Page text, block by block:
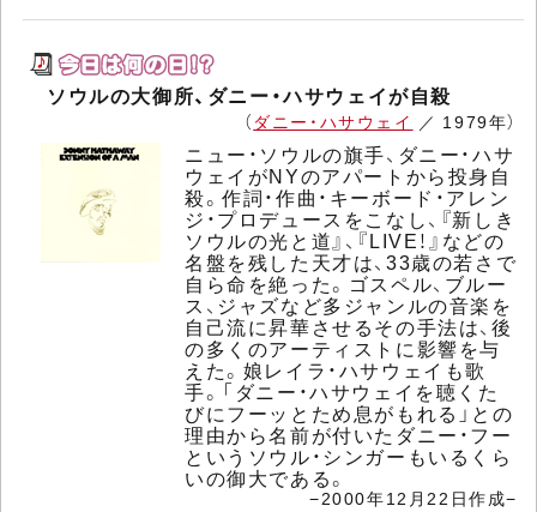
ソウルの大御所、ダニー・ハサウェイが自殺
（ ダニー・ハサウェイ ／ 1979年）
ニュー・ソウルの旗手、ダニー・ハサ
ウェイがNYのアパートから投身自
殺。作詞・作曲・キーボード・アレン
ジ・プロデュースをこなし、『新しき
ソウルの光と道』、『LIVE！』などの
名盤を残した天才は、33歳の若さで
自ら命を絶った。ゴスペル、ブルー
ス、ジャズなど多ジャンルの音楽を
自己流に昇華させるその手法は、後
の多くのアーティストに影響を与
えた。娘レイラ・ハサウェイも歌
手。「ダニー・ハサウェイを聴くた
びにフーッとため息がもれる」との
理由から名前が付いたダニー・フー
というソウル・シンガーもいるくら
いの御大である。
−2000年12月22日作成−